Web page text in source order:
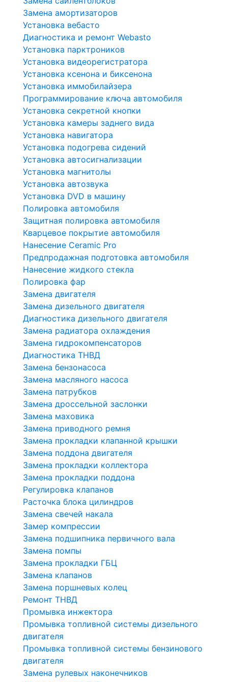
Замена амортизаторов
Установка вебасто
Диагностика и ремонт Webasto
Установка парктроников
Установка видеорегистратора
Установка ксенона и биксенона
Установка иммобилайзера
Программирование ключа автомобиля
Установка секретной кнопки
Установка камеры заднего вида
Установка навигатора
Установка подогрева сидений
Установка автосигнализации
Установка магнитолы
Установка автозвука
Установка DVD в машину
Полировка автомобиля
Защитная полировка автомобиля
Кварцевое покрытие автомобиля
Нанесение Ceramic Pro
Предпродажная подготовка автомобиля
Нанесение жидкого стекла
Полировка фар
Замена двигателя
Замена дизельного двигателя
Диагностика дизельного двигателя
Замена радиатора охлаждения
Замена гидрокомпенсаторов
Диагностика ТНВД
Замена бензонасоса
Замена масляного насоса
Замена патрубков
Замена дроссельной заслонки
Замена маховика
Замена приводного ремня
Замена прокладки клапанной крышки
Замена поддона двигателя
Замена прокладки коллектора
Замена прокладки поддона
Регулировка клапанов
Расточка блока цилиндров
Замена свечей накала
Замер компрессии
Замена подшипника первичного вала
Замена помпы
Замена прокладки ГБЦ
Замена клапанов
Замена поршневых колец
Ремонт ТНВД
Промывка инжектора
Промывка топливной системы дизельного
двигателя
Промывка топливной системы бензинового
двигателя
Замена рулевых наконечников